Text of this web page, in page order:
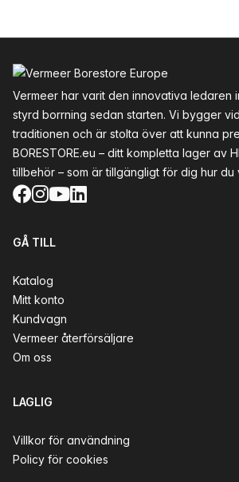
Vermeer har varit den innovativa ledaren
styrd borrning sedan starten. Vi bygger
traditionen och är stolta över att kunna
BORESTORE.eu – ditt kompletta lager av
tillbehör – som är tillgängligt för dig hur du
Facebook
Instagram
YouTube
LinkedIn
GÅ TILL
Katalog
Mitt konto
Kundvagn
Vermeer återförsäljare
Om oss
LAGLIG
Villkor för användning
Policy för cookies